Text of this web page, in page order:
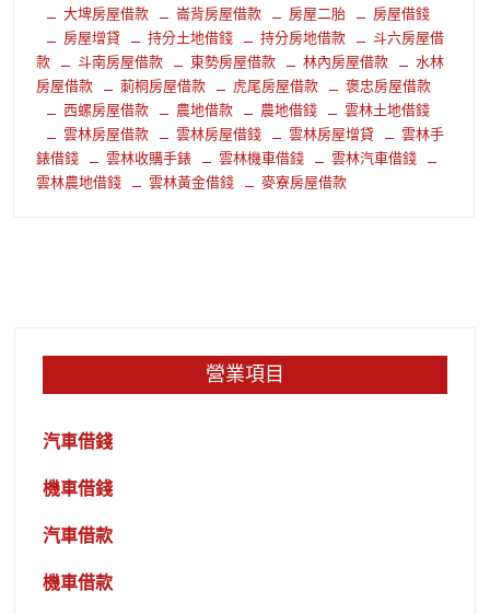
大埤房屋借款
崙背房屋借款 房屋二胎
房屋借錢
房屋增貸
持分土地借錢 持分房地借款
斗六房屋借
款
斗南房屋借款 東勢房屋借款 林內房屋借款
水林
房屋借款
莿桐房屋借款 虎尾房屋借款
褒忠房屋借款
西螺房屋借款
農地借款 農地借錢
雲林土地借錢
雲林房屋借款
雲林房屋借錢 雲林房屋增貸
雲林手
錶借錢
雲林收購手錶 雲林機車借錢
雲林汽車借錢
雲林農地借錢
雲林黃金借錢 麥寮房屋借款
營業項目
汽車借錢
機車借錢
汽車借款
機車借款